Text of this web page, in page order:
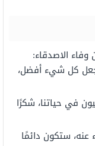
الاصدقاء:
كل شيء أفضل،
في حياتنا، شكرًا
عنه، ستكون دائمًا